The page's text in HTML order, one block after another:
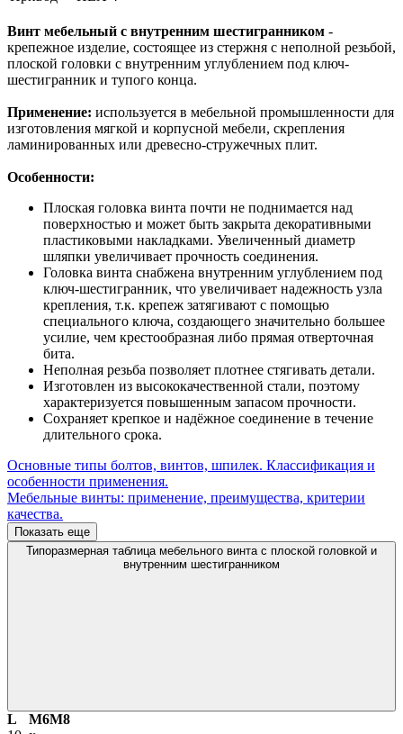
Винт мебельный с внутренним шестигранником -
крепежное изделие, состоящее из стержня с неполной резьбой,
плоской головки с внутренним углублением под ключ-
шестигранник и тупого конца.
Применение: используется в мебельной промышленности для
изготовления мягкой и корпусной мебели, скрепления
ламинированных или древесно-стружечных плит.
Особенности:
Плоская головка винта почти не поднимается над
поверхностью и может быть закрыта декоративными
пластиковыми накладками. Увеличенный диаметр
шляпки увеличивает прочность соединения.
Головка винта снабжена внутренним углублением под
ключ-шестигранник, что увеличивает надежность узла
крепления, т.к. крепеж затягивают с помощью
специального ключа, создающего значительно большее
усилие, чем крестообразная либо прямая отверточная
бита.
Неполная резьба позволяет плотнее стягивать детали.
Изготовлен из высококачественной стали, поэтому
характеризуется повышенным запасом прочности.
Сохраняет крепкое и надёжное соединение в течение
длительного срока.
Основные типы болтов, винтов, шпилек. Классификация и
особенности применения.
Мебельные винты: применение, преимущества, критерии
качества.
Показать еще
Типоразмерная таблица мебельного винта с плоской головкой и
внутренним шестигранником
L М6М8